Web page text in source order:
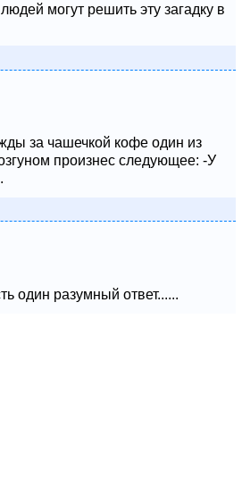
могут решить эту загадку в
за чашечкой кофе один из
произнес следующее: -У
один разумный ответ......